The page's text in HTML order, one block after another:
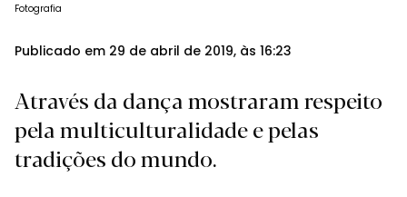
Fotografia
Publicado em 29 de abril de 2019, às 16:23
Através da dança mostraram respeito
pela multiculturalidade e pelas
tradições do mundo.